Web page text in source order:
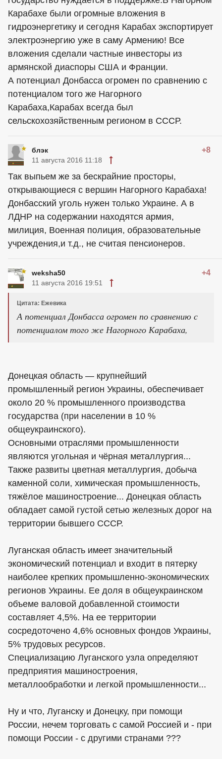
Карабахе были огромные вложения в
гидроэнергетику и сегодня Карабах экспортирует
электроэнергию уже в саму Армению! Все
вложения сделали частные инвесторы из
армянской диаспоры США и Франции.
А потенциал Донбасса огромен по сравнению с
потенциалом того же Нагорного
Карабаха,Карабах всегда был
сельскохозяйственным регионом в СССР.
блэк +8
11 августа 2016 11:18
Так выпьем же за бескрайние просторы,
открывающиеся с вершин Нагорного Карабаха!
Донбасский уголь нужен только Украине. А в
ЛДНР на содержании находятся армия,
милиция, Военная полиция, образовательные
учреждения,и т.д., не считая пенсионеров.
weksha50 +4
11 августа 2016 19:51
Цитата: Ежевика
А потенциал Донбасса огромен по сравнению с
потенциалом того же Нагорного Карабаха,
Донецкая область — крупнейший
промышленный регион Украины, обеспечивает
около 20 % промышленного производства
государства (при населении в 10 %
общеукраинского).
Основными отраслями промышленности
являются угольная и чёрная металлургия...
Также развиты цветная металлургия, добыча
каменной соли, химическая промышленность,
тяжёлое машиностроение... Донецкая область
обладает самой густой сетью железных дорог на
территории бывшего СССР.
Луганская область имеет значительный
экономический потенциал и входит в пятерку
наиболее крепких промышленно-экономических
регионов Украины. Ее доля в общеукраинском
объеме валовой добавленной стоимости
составляет 4,5%. На ее территории
сосредоточено 4,6% основных фондов Украины,
5% трудовых ресурсов.
Специализацию Луганского узла определяют
предприятия машиностроения,
металлообработки и легкой промышленности...
Ну и что, Луганску и Донецку, при помощи
России, нечем торговать с самой Россией и - при
помощи России - с другими странами ???